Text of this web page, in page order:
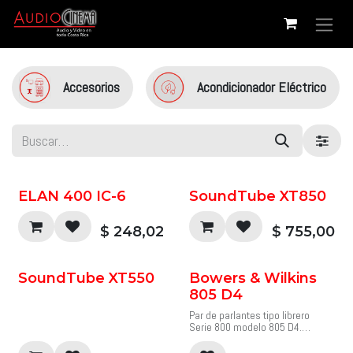
Ir al contenido
Accesorios Acondicionador Eléctrico
ELAN 400 IC-6
$ 248,02
SoundTube XT850
$ 755,00
SoundTube XT550
Bowers & Wilkins
805 D4
Par de parlantes tipo librero
Serie 800 modelo 805 D4.